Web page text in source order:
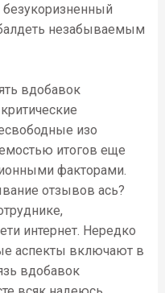
незабываемым
вдобавок
изо
итогов еще
факторами.
отзывов ась?
интернет. Нередко
аспекты включают в
вдобавок